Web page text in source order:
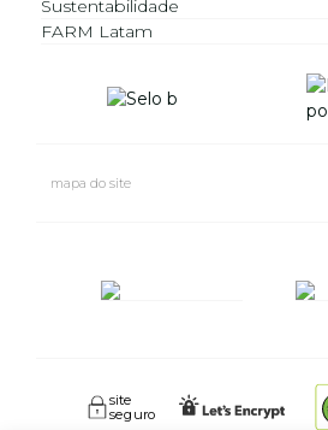
Sustentabilidade
FARM Latam
mapa do site
site
seguro